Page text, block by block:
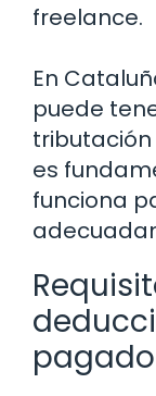
freelance.
En
puede
tributación
es
funciona